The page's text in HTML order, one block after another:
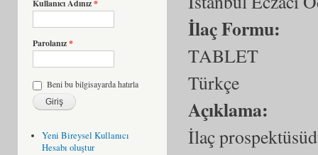
Kullanıcı Adınız*
Parolanız*
Beni bu bilgisayarda hatırla
Yeni Bireysel Kullanıcı
Hesabı oluştur
İlaç Formu:
TABLET
Türkçe
Açıklama:
İlaç